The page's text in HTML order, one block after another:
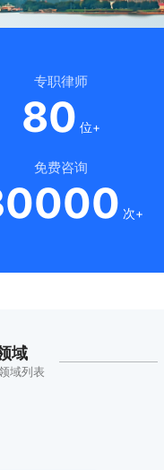
专职律师
80 位+
免费咨询
次+
域
域列表